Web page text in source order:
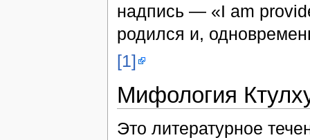
надпись — «I am
родился и,
[1]
Мифология
Это литературное